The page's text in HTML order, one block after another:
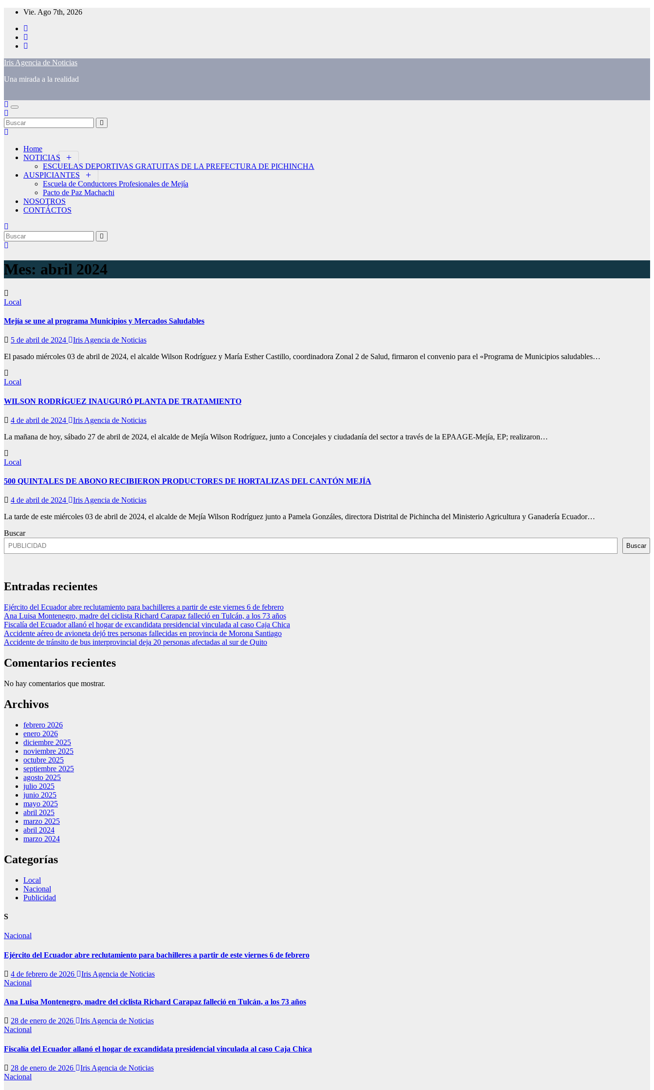
Saltar
contenido
Vie. Ago 7th, 2026
Iris Agencia de Noticias
Una mirada a la realidad
Home
NOTICIAS
ESCUELAS DEPORTIVAS GRATUITAS DE LA PREFECTURA DE PICHINCHA
AUSPICIANTES
Escuela de Conductores Profesionales de Mejía
Pacto de Paz Machachi
NOSOTROS
CONTÁCTOS
Mes: abril 2024
Local
Mejía se une al programa Municipios y Mercados Saludables
5 de abril de 2024
Iris Agencia de Noticias
El pasado miércoles 03 de abril de 2024, el alcalde Wilson Rodríguez y María Esther Castillo, coordinadora Zonal 2 de Salud, firmaron el convenio para el «Programa de Municipios saludables…
Local
WILSON RODRÍGUEZ INAUGURÓ PLANTA DE TRATAMIENTO
4 de abril de 2024
Iris Agencia de Noticias
La mañana de hoy, sábado 27 de abril de 2024, el alcalde de Mejía Wilson Rodríguez, junto a Concejales y ciudadanía del sector a través de la EPAAGE-Mejía, EP; realizaron…
Local
500 QUINTALES DE ABONO RECIBIERON PRODUCTORES DE HORTALIZAS DEL CANTÓN MEJÍA
4 de abril de 2024
Iris Agencia de Noticias
La tarde de este miércoles 03 de abril de 2024, el alcalde de Mejía Wilson Rodríguez junto a Pamela Gonzáles, directora Distrital de Pichincha del Ministerio Agricultura y Ganadería Ecuador…
Buscar
Buscar
Entradas recientes
Ejército del Ecuador abre reclutamiento para bachilleres a partir de este viernes 6 de febrero
Ana Luisa Montenegro, madre del ciclista Richard Carapaz falleció en Tulcán, a los 73 años
Fiscalía del Ecuador allanó el hogar de excandidata presidencial vinculada al caso Caja Chica
Accidente aéreo de avioneta dejó tres personas fallecidas en provincia de Morona Santiago
Accidente de tránsito de bus interprovincial deja 20 personas afectadas al sur de Quito
Comentarios recientes
No hay comentarios que mostrar.
Archivos
febrero 2026
enero 2026
diciembre 2025
noviembre 2025
octubre 2025
septiembre 2025
agosto 2025
julio 2025
junio 2025
mayo 2025
abril 2025
marzo 2025
abril 2024
marzo 2024
Categorías
Local
Nacional
Publicidad
S
Nacional
Ejército del Ecuador abre reclutamiento para bachilleres a partir de este viernes 6 de febrero
4 de febrero de 2026
Iris Agencia de Noticias
Nacional
Ana Luisa Montenegro, madre del ciclista Richard Carapaz falleció en Tulcán, a los 73 años
28 de enero de 2026
Iris Agencia de Noticias
Nacional
Fiscalía del Ecuador allanó el hogar de excandidata presidencial vinculada al caso Caja Chica
28 de enero de 2026
Iris Agencia de Noticias
Nacional